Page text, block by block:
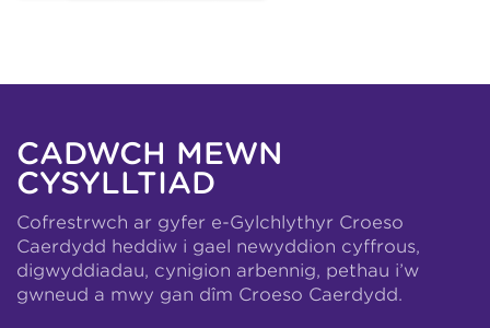
CADWCH MEWN
CYSYLLTIAD
Cofrestrwch ar gyfer e-Gylchlythyr Croeso
Caerdydd heddiw i gael newyddion cyffrous,
digwyddiadau, cynigion arbennig, pethau i’w
gwneud a mwy gan dîm Croeso Caerdydd.